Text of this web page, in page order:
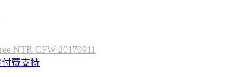
NTR CFW 20170911
付费支持